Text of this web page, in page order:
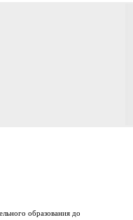
образования до